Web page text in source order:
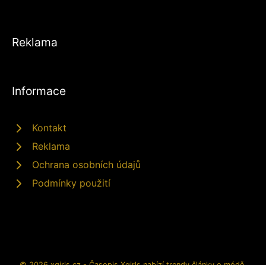
Reklama
Informace
Kontakt
Reklama
Ochrana osobních údajů
Podmínky použití